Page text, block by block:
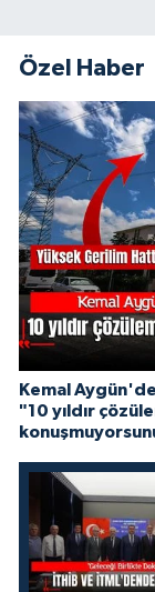
Özel Haber
Kemal
"10 yıldır